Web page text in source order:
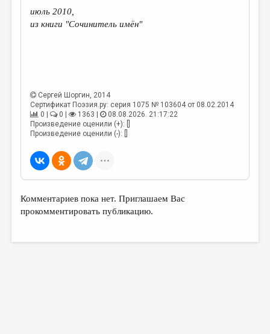
КУЛЬТУРОВЕДЕНИЕ
ТРЕДИАКОВСКИЙ
МЕДИА
июль 2010,
из книги "Сочинитель имён"
Сергей Шоргин, 2014
Сертификат Поэзия.ру: серия 1075 № 103604 от 08.02.2014
0 |
0 | 1363 |
08.08.2026. 21:17:22
Произведение оценили (+): []
Произведение оценили (-): []
Комментариев пока нет. Приглашаем Вас
прокомментировать публикацию.